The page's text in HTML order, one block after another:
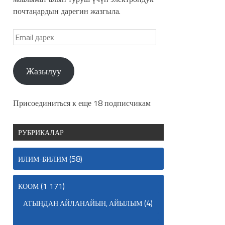
почтаңардын дарегин жазгыла.
Жазылуу
Присоединиться к еще 18 подписчикам
РУБРИКАЛАР
ИЛИМ-БИЛИМ(58)
КООМ(1 171)
АТЫҢДАН АЙЛАНАЙЫН, АЙЫЛЫМ(4)